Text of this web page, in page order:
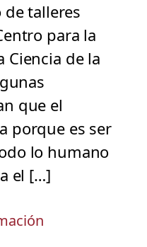
de talleres
para la
Ciencia de la
que el
porque es ser
lo humano
el […]